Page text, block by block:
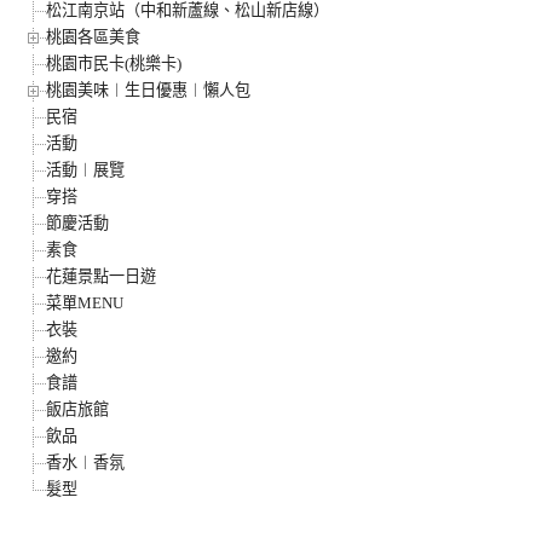
松江南京站（中和新蘆線、松山新店線）
桃園各區美食
桃園市民卡(桃樂卡)
桃園美味︱生日優惠︱懶人包
民宿
活動
活動︱展覽
穿搭
節慶活動
素食
花蓮景點一日遊
菜單MENU
衣裝
邀約
食譜
飯店旅館
飲品
香水︱香氛
髮型